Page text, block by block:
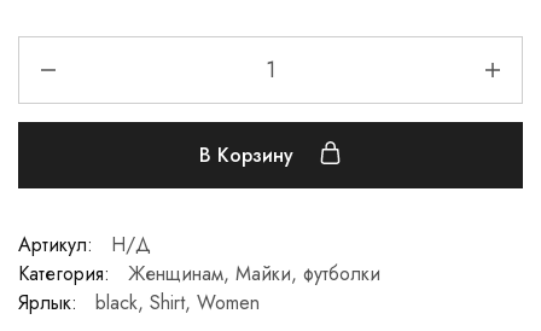
В Корзину
Артикул:
Н/Д
Категория:
Женщинам, Майки, футболки
Ярлык:
black, Shirt, Women